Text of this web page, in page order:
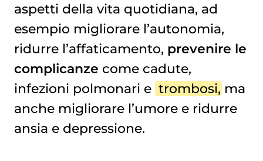
aspetti della vita quotidiana, ad
esempio migliorare l’autonomia,
ridurre l’affaticamento, prevenire le
complicanze come cadute,
infezioni polmonari e trombosi, ma
anche migliorare l’umore e ridurre
ansia e depressione.